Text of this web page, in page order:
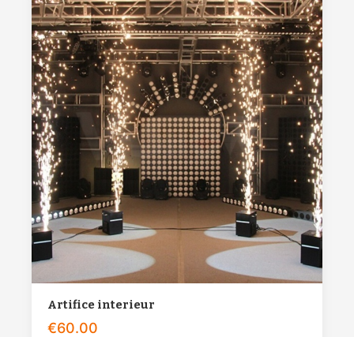
Artifice interieur
€60.00